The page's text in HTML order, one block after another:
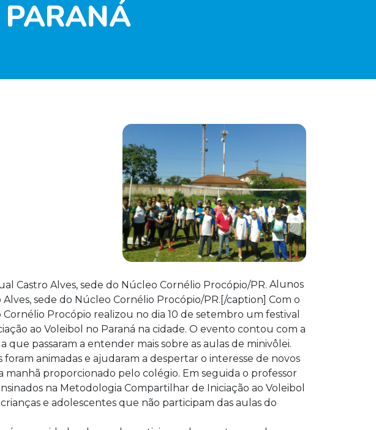
Alunos
sede do Núcleo Cornélio Procópio/PR.[/caption] Com o
Procópio realizou no dia 10 de setembro um festival
ao Voleibol no Paraná na cidade. O evento contou com a
passaram a entender mais sobre as aulas de minivôlei.
animadas e ajudaram a despertar o interesse de novos
proporcionado pelo colégio. Em seguida o professor
na Metodologia Compartilhar de Iniciação ao Voleibol
e adolescentes que não participam das aulas do